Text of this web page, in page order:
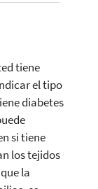
tiene
el tipo
diabetes
si tiene
los tejidos
la